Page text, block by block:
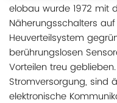
elobau wurde 1972 mit
Näherungsschalters
Heuverteilsystem
berührungslosen
Vorteilen treu
Stromversorgung, sind
elektronische